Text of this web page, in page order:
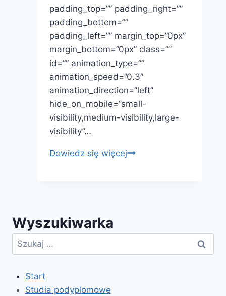
padding_top=”” padding_right=””
padding_bottom=””
padding_left=”” margin_top=”0px”
margin_bottom=”0px” class=””
id=”” animation_type=””
animation_speed=”0.3″
animation_direction=”left”
hide_on_mobile=”small-
visibility,medium-visibility,large-
visibility”…
Dowiedz się więcejKurs
Zakopane
Wyszukiwarka
Szukaj:
Start
Studia podyplomowe